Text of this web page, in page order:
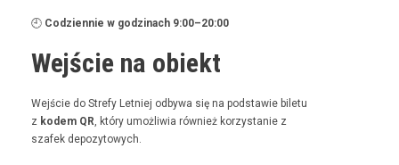
🕘 Codzi­en­nie w godz­i­nach 9:00–20:00
Wejście na obiekt
Wejś­cie do Stre­fy Let­niej odby­wa się na pod­staw­ie bile­tu
z kodem QR, który umożli­wia również korzys­tanie z
szafek depozytowych.